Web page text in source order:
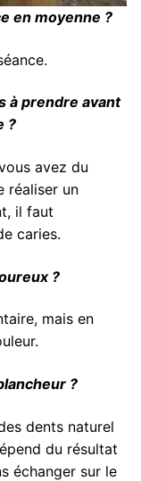
en moyenne ?
à prendre avant
?
avez du
réaliser un
il faut
caries.
?
mais en
?
dents naturel
du résultat
échanger sur le